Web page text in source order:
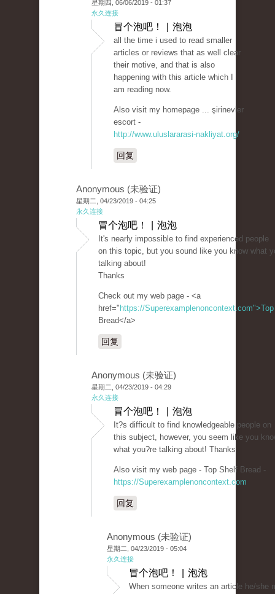
星期四, 06/06/2019 - 01:37
永久连接
冒个泡吧！ | 泡泡
all the time i used to read smaller
articles or reviews that as well clear
their motive, and that is also
happening with this article which I
am reading now.
Also visit my homepage ... şirinevler
escort -
http://www.uluslararasi-nakliyat.org/
回复
Anonymous (未验证)
星期二, 04/23/2019 - 04:25
永久连接
冒个泡吧！ | 泡泡
It's nearly impossible to find experienced people
on this topic, but you sound like you know what
talking about!
Thanks
Check out my web page - <a
href=" https://Superexamplenoncontext.com">Top
Bread</a>
回复
Anonymous (未验证)
星期二, 04/23/2019 - 04:29
永久连接
冒个泡吧！ | 泡泡
It?s difficult to find knowledgeable people on
this subject, however, you seem like you
what you?re talking about! Thanks
Also visit my web page - Top Shelf Bread -
https://Superexamplenoncontext.com
回复
Anonymous (未验证)
星期二, 04/23/2019 - 05:04
永久连接
冒个泡吧！ | 泡泡
When someone writes an article he/she